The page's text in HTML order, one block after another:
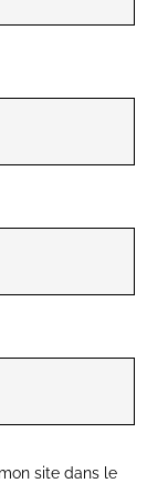
site dans le